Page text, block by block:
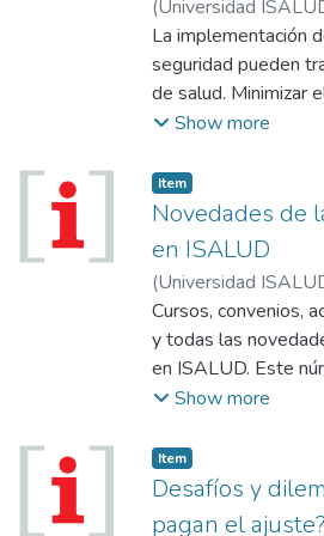
Streptococcus del
Klebsiella y Listeria.
comienzan luego de
cambio, hablamos
y ella se debe
adquiridos del
(SNTIH). Los
frecuentemente
principalmente
especialmente el
resistente (SMTR)
Gonzalez,2013;
(Universidad
Claudio
La implementación
seguridad pueden
de salud. Minimizar
adversos: el rol de
aspiración de cubrir
Show more
Item
Novedades de
en ISALUD
(Universidad
Cursos, convenios,
y todas las
en ISALUD. Este
Oferta Educativa;
Colaciones Agosto
bibliográficas.
Show more
Item
Desafíos y
pagan el ajuste?